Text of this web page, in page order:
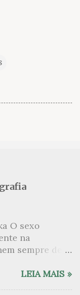
O sexo
na
sempre de
sua própria
LEIA MAIS »